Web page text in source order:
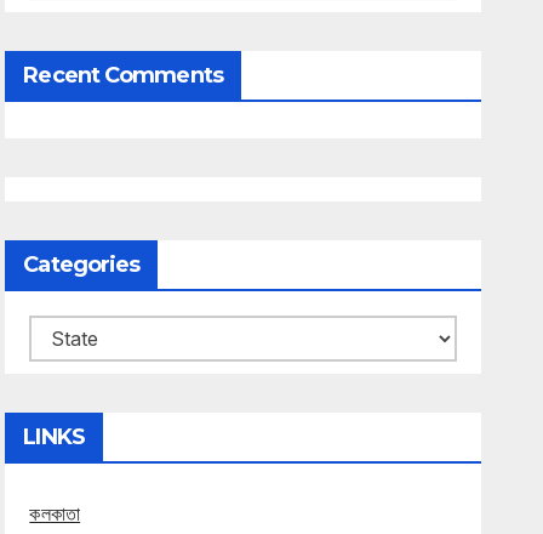
Recent Comments
Categories
Categories
LINKS
কলকাতা